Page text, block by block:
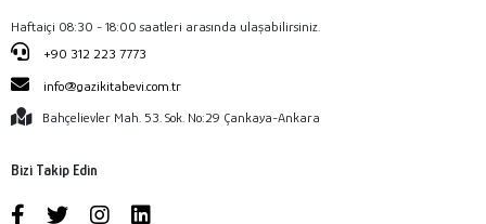
Haftaiçi 08:30 - 18:00 saatleri arasında ulaşabilirsiniz.
+90 312 223 7773
info@gazikitabevi.com.tr
Bahçelievler Mah. 53. Sok. No:29 Çankaya-Ankara
Bizi Takip Edin